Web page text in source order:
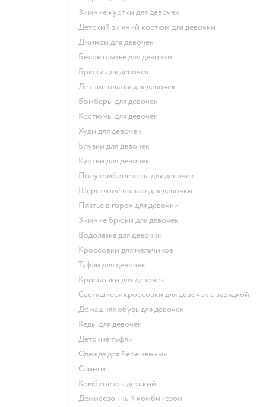
Зимние куртки для девочек
Детский зимний костюм для девочки
Джинсы для девочек
Белое платье для девочки
Брюки для девочек
Летние платья для девочек
Бомберы для девочек
Костюмы для девочек
Худи для девочек
Блузки для девочек
Куртки для девочек
Полукомбинезоны для девочек
Шерстяное пальто для девочки
Платье в горох для девочки
Зимние брюки для девочек
Водолазка для девочки
Кроссовки для мальчиков
Туфли для девочек
Кроссовки для девочек
Светящиеся кроссовки для девочек с зарядкой
Домашняя обувь для девочек
Кеды для девочек
Детские туфли
Одежда для беременных
Слинги
Комбинезон детский
Демисезонный комбинезон